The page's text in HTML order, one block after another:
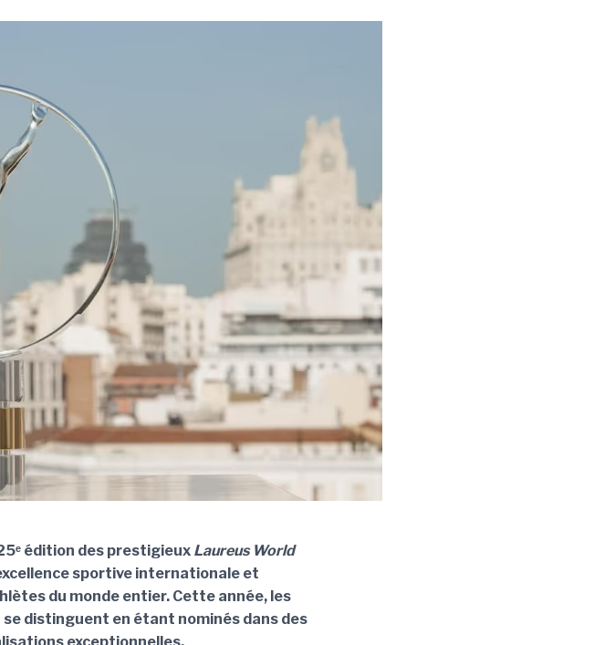
édition des prestigieux Laureus World
sportive internationale et
du monde entier. Cette année, les
distinguent en étant nominés dans des